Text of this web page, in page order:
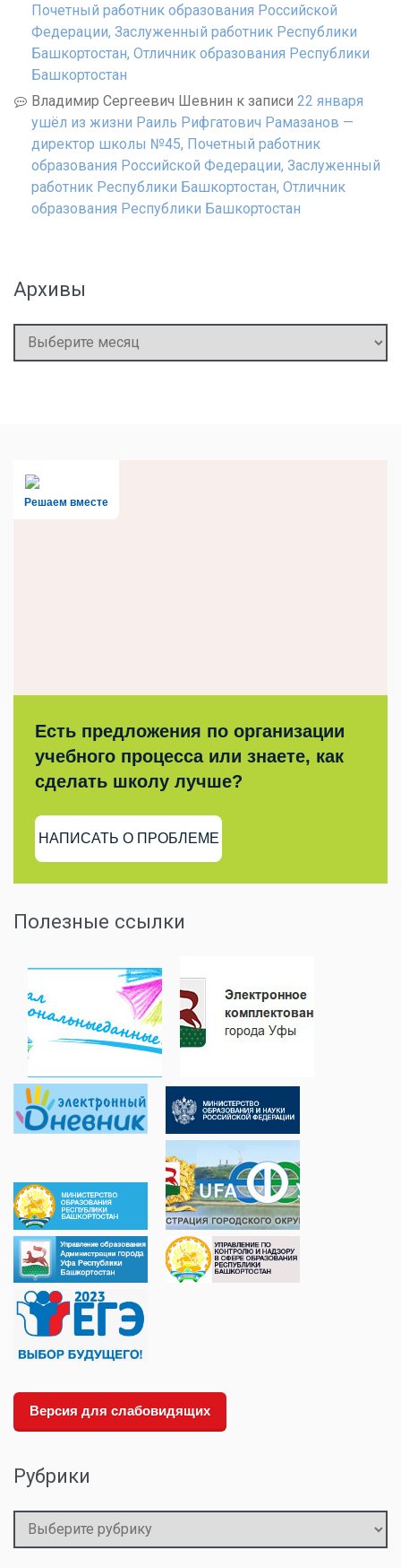
Почетный работник образования Российской
Федерации, Заслуженный работник Республики
Башкортостан, Отличник образования Республики
Башкортостан
Владимир Сергеевич Шевнин к записи 22 января
ушёл из жизни Раиль Рифгатович Рамазанов —
директор школы №45, Почетный работник
образования Российской Федерации, Заслуженный
работник Республики Башкортостан, Отличник
образования Республики Башкортостан
Архивы
Архивы
Решаем вместе
Есть предложения по организации
учебного процесса или знаете, как
сделать школу лучше?
НАПИСАТЬ О ПРОБЛЕМЕ
Полезные ссылки
Версия для слабовидящих
Рубрики
Рубрики